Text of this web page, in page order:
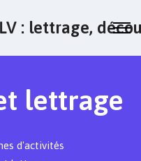
lettrage
d'activités